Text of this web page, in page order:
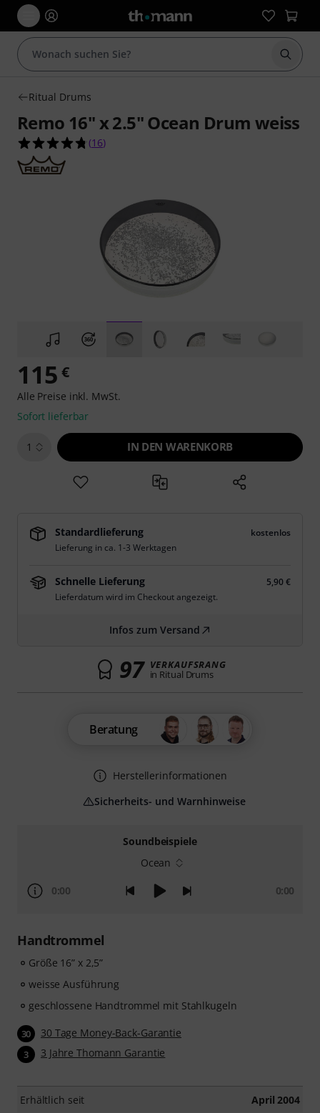
Suche
Ritual Drums
Remo 16" x 2.5" Ocean Drum weiss
4.8 von 5 Sternen aus 16 Kundenbewertungen
(16)
Soundbeispiele
Ocean
0:00 0:00
Handtrommel
Größe 16” x 2,5”
weisse Ausführung
geschlossene Handtrommel mit Stahlkugeln
30 30 Tage Money-Back-Garantie
3 3 Jahre Thomann Garantie
Erhältlich seit April 2004
115 €
Alle Preise inkl. MwSt.
Sofort lieferbar
1 IN DEN WARENKORB
Standardlieferung
kostenlos
Lieferung in ca. 1-3 Werktagen
Schnelle Lieferung
5,90 €
Lieferdatum wird im Checkout angezeigt.
Infos zum Versand
97 VERKAUFSRANG
in Ritual Drums
Beratung
Herstellerinformationen
Sicherheits- und Warnhinweise